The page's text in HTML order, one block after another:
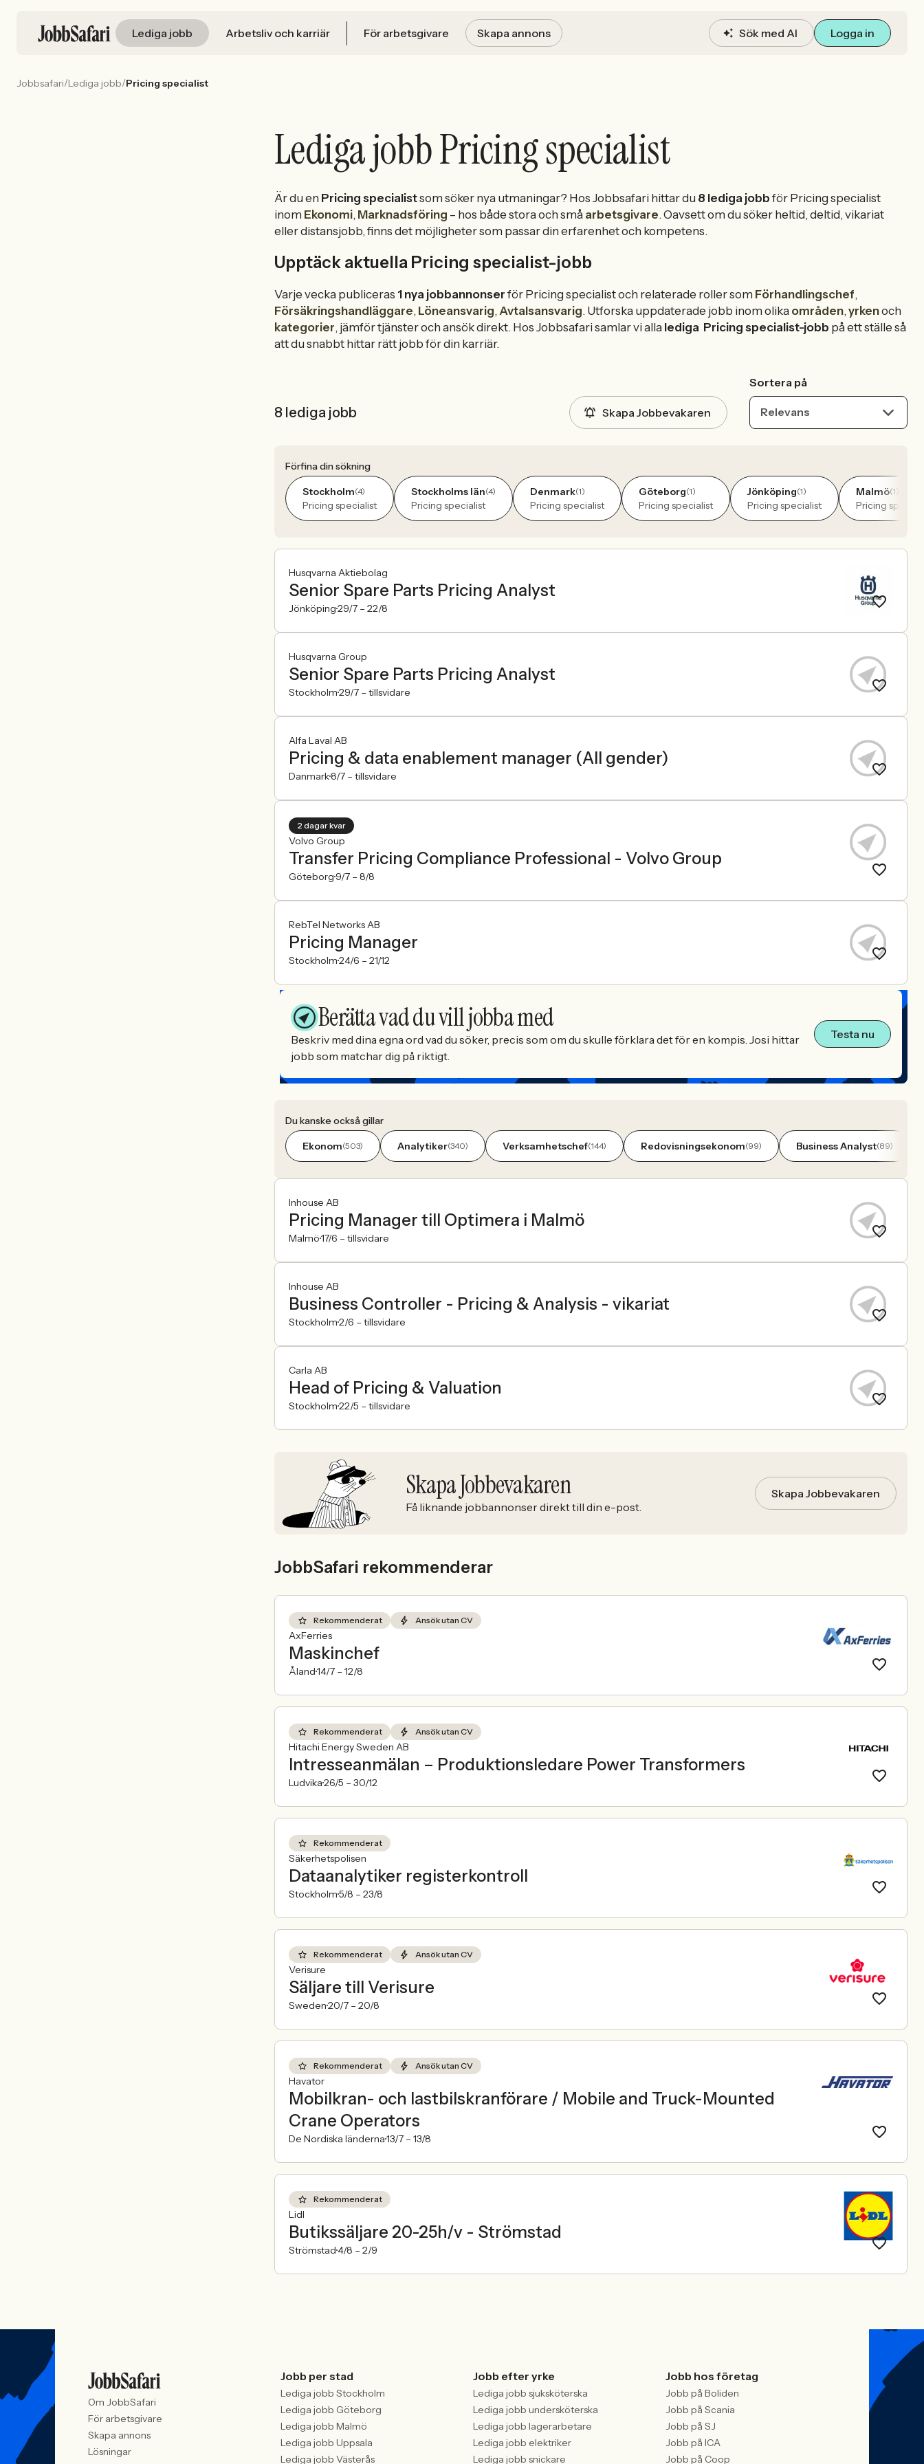
Lediga jobb Arbetsliv och karriär För arbetsgivare Skapa annons Sök med AI Logga in
Jobbsafari/Lediga jobb/Pricing specialist
Lediga jobb Pricing specialist
Är du en Pricing specialistsom söker nya utmaningar? Hos Jobbsafari hittar du 8 lediga jobb för Pricing specialist
inom Ekonomi, Marknadsföring – hos både stora och små arbetsgivare. Oavsett om du söker heltid, deltid, vikariat
eller distansjobb, finns det möjligheter som passar din erfarenhet och kompetens.
Upptäck aktuella Pricing specialist-jobb
Varje vecka publiceras 1 nya jobbannonser för Pricing specialist och relaterade roller som Förhandlingschef,
Försäkringshandläggare, Löneansvarig,Avtalsansvarig. Utforska uppdaterade jobb inom olika områden,yrkenoch
kategorier, jämför tjänster och ansök direkt. Hos Jobbsafari samlar vi alla lediga Pricing specialist-jobb på ett ställe så
att du snabbt hittar rätt jobb för din karriär.
8 lediga jobb Skapa Jobbevakaren
Sortera på
Relevans
Förfina din sökning
Stockholm(4)
Pricing specialist
Stockholms län(4)
Pricing specialist
Denmark(1)
Pricing specialist
Göteborg(1)
Pricing specialist
Jönköping(1)
Pricing specialist
Malmö(1)
Pricing
Husqvarna Aktiebolag
Senior Spare Parts Pricing Analyst
Jönköping29/7 – 22/8
Husqvarna Group
Senior Spare Parts Pricing Analyst
Stockholm29/7 – tillsvidare
Alfa Laval AB
Pricing & data enablement manager (All gender)
Danmark8/7 – tillsvidare
2 dagar kvar
Volvo Group
Transfer Pricing Compliance Professional - Volvo Group
Göteborg 9/7 – 8/8
RebTel Networks AB
Pricing Manager
Stockholm24/6 – 21/12
Berätta vad du vill jobba med
Beskriv med dina egna ord vad du söker, precis som om du skulle förklara det för en kompis. Josi hittar
jobb som matchar dig på riktigt.
Testa nu
Du kanske också gillar
Ekonom(503) Analytiker(340) Verksamhetschef(144) Redovisningsekonom(99) Business Analyst(89)
Inhouse AB
Pricing Manager till Optimera i Malmö
Malmö17/6 – tillsvidare
Inhouse AB
Business Controller - Pricing & Analysis - vikariat
Stockholm2/6 – tillsvidare
Carla AB
Head of Pricing & Valuation
Stockholm22/5 – tillsvidare
Skapa Jobbevakaren
Få liknande jobbannonser direkt till din e-post.
Skapa Jobbevakaren
JobbSafari rekommenderar
Rekommenderat Ansök utan CV
AxFerries
Maskinchef
Åland14/7 – 12/8
Rekommenderat Ansök utan CV
Hitachi Energy Sweden AB
Intresseanmälan – Produktionsledare Power Transformers
Ludvika26/5 – 30/12
Rekommenderat
Säkerhetspolisen
Dataanalytiker registerkontroll
Stockholm5/8 – 23/8
Rekommenderat Ansök utan CV
Verisure
Säljare till Verisure
Sweden20/7 – 20/8
Rekommenderat Ansök utan CV
Havator
Mobilkran- och lastbilskranförare / Mobile and Truck-Mounted
Crane Operators
De Nordiska länderna13/7 – 13/8
Rekommenderat
Lidl
Butikssäljare 20-25h/v - Strömstad
Strömstad4/8 – 2/9
Om JobbSafari
För arbetsgivare
Skapa annons
Lösningar
Jobb per stad
Lediga jobb Stockholm
Lediga jobb Göteborg
Lediga jobb Malmö
Lediga jobb Uppsala
Lediga jobb Västerås
Jobb efter yrke
Lediga jobb sjuksköterska
Lediga jobb undersköterska
Lediga jobb lagerarbetare
Lediga jobb elektriker
Lediga jobb snickare
Jobb hos företag
Jobb på Boliden
Jobb på Scania
Jobb på SJ
Jobb på ICA
Jobb på Coop